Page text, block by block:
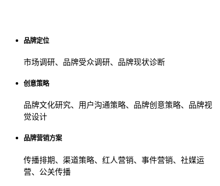
品牌定位
市场调研、品牌受众调研、品牌现状诊断
创意策略
品牌文化研究、用户沟通策略、品牌创意策略、品牌视
觉设计
品牌营销方案
传播排期、渠道策略、红人营销、事件营销、社媒运
营、公关传播